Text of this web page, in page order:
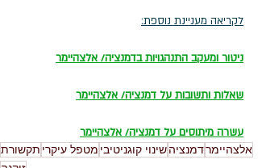
לקריאה מעניינת נוספת:
ניטור ומעקב התנהגויות בדמנציה/ אלצהיימר
שאלות ותשובות על דמנציה/ אלצהיימר
עשרה מיתוסים על דמנציה/ אלצהיימר
אלצהיימרדמנציהשינוי קוגניטיבי מטפל עיקרי תקשורת